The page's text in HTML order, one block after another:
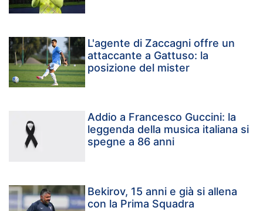
L'agente di Zaccagni offre un
attaccante a Gattuso: la
posizione del mister
Addio a Francesco Guccini: la
leggenda della musica italiana si
spegne a 86 anni
Bekirov, 15 anni e già si allena
con la Prima Squadra